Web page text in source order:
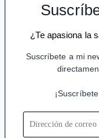
¿Te apasiona la
Suscríbete a mi